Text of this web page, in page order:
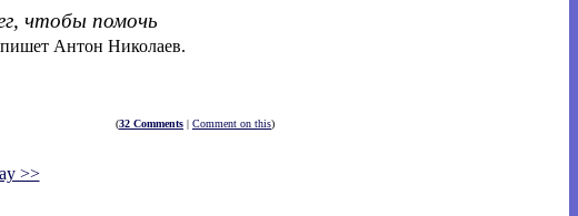
чтобы помочь
Антон Николаев.
(32 Comments | Comment on this)
>>